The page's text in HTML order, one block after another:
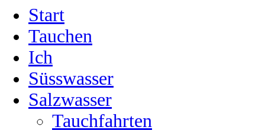
Start
Tauchen
Ich
Süsswasser
Salzwasser
Tauchfahrten